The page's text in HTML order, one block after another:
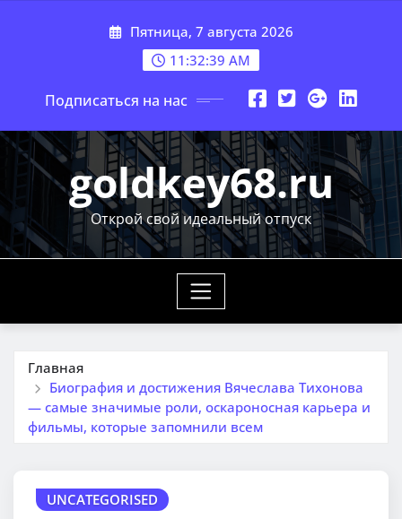
Пятница, 7 августа 2026
11:32:40 AM
Подписаться на нас
goldkey68.ru
Открой свой идеальный отпуск
Главная
Биография и достижения Вячеслава Тихонова
— самые значимые роли, оскароносная карьера и
фильмы, которые запомнили всем
UNCATEGORISED